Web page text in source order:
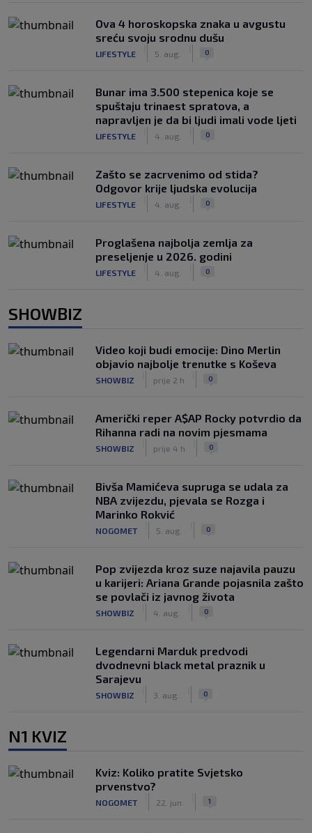
Ova 4 horoskopska znaka u avgustu
sreću svoju srodnu dušu
LIFESTYLE 5. aug. 0
Bunar imа 3.500 stepenica koje se
spuštaju trinaest spratova, a
napravljen je da bi ljudi imali vode ljeti
LIFESTYLE 4. aug. 0
Zašto se zacrvenimo od stida?
Odgovor krije ljudska evolucija
LIFESTYLE 4. aug. 0
Proglašena najbolja zemlja za
preseljenje u 2026. godini
LIFESTYLE 4. aug. 0
SHOWBIZ
Video koji budi emocije: Dino Merlin
objavio najbolje trenutke s Koševa
SHOWBIZ prije 2 h 0
Američki reper A$AP Rocky potvrdio da
Rihanna radi na novim pjesmama
SHOWBIZ prije 4 h 0
Bivša Mamićeva supruga se udala za
NBA zvijezdu, pjevala se Rozga i
Marinko Rokvić
NOGOMET 5. aug. 0
Pop zvijezda kroz suze najavila pauzu
u karijeri: Ariana Grande pojasnila zašto
se povlači iz javnog života
SHOWBIZ 4. aug. 0
Legendarni Marduk predvodi
dvodnevni black metal praznik u
Sarajevu
SHOWBIZ 3. aug. 0
N1 KVIZ
Kviz: Koliko pratite Svjetsko
prvenstvo?
NOGOMET 22. jun. 1